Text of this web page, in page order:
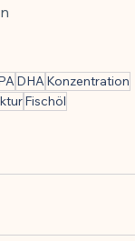
DHA Konzentration
Fischöl